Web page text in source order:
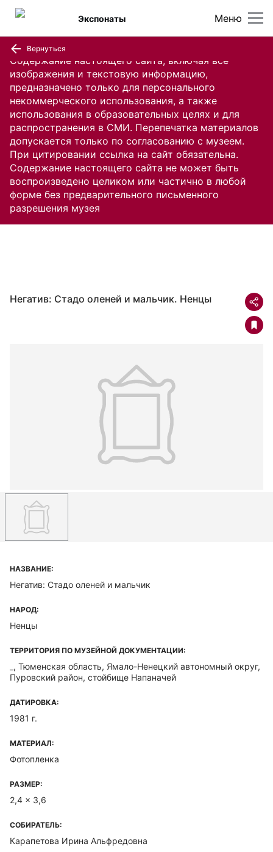
Содержание настоящего сайта, включая все
изображения и текстовую информацию,
предназначено только для персонального
некоммерческого использования, а также
использования в образовательных целях и для
распространения в СМИ. Перепечатка материалов
допускается только по согласованию с музеем.
При цитировании ссылка на сайт обязательна.
Содержание настоящего сайта не может быть
воспроизведено целиком или частично в любой
форме без предварительного письменного
разрешения музея
Меню
Экспонаты
Вернуться
Негатив: Стадо оленей и мальчик. Ненцы
НАЗВАНИЕ:
Негатив: Стадо оленей и мальчик
НАРОД:
Ненцы
ТЕРРИТОРИЯ ПО МУЗЕЙНОЙ ДОКУМЕНТАЦИИ:
_, Тюменская область, Ямало-Ненецкий автономный округ,
Пуровский район, стойбище Напаначей
ДАТИРОВКА:
1981 г.
МАТЕРИАЛ:
Фотопленка
РАЗМЕР:
2,4 x 3,6
СОБИРАТЕЛЬ:
Карапетова Ирина Альфредовна